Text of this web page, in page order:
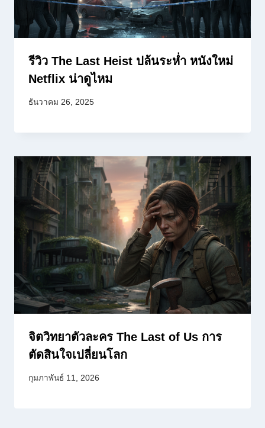
รีวิว The Last Heist ปล้นระห่ำ หนังใหม่
Netflix น่าดูไหม
ธันวาคม 26, 2025
จิตวิทยาตัวละคร The Last of Us การ
ตัดสินใจเปลี่ยนโลก
กุมภาพันธ์ 11, 2026